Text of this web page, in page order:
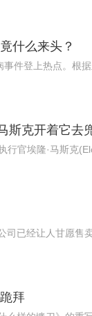
什么来头？
件登上热点。根
斯克开着它去
官埃隆·马斯克
司已经让人甘愿售
拜